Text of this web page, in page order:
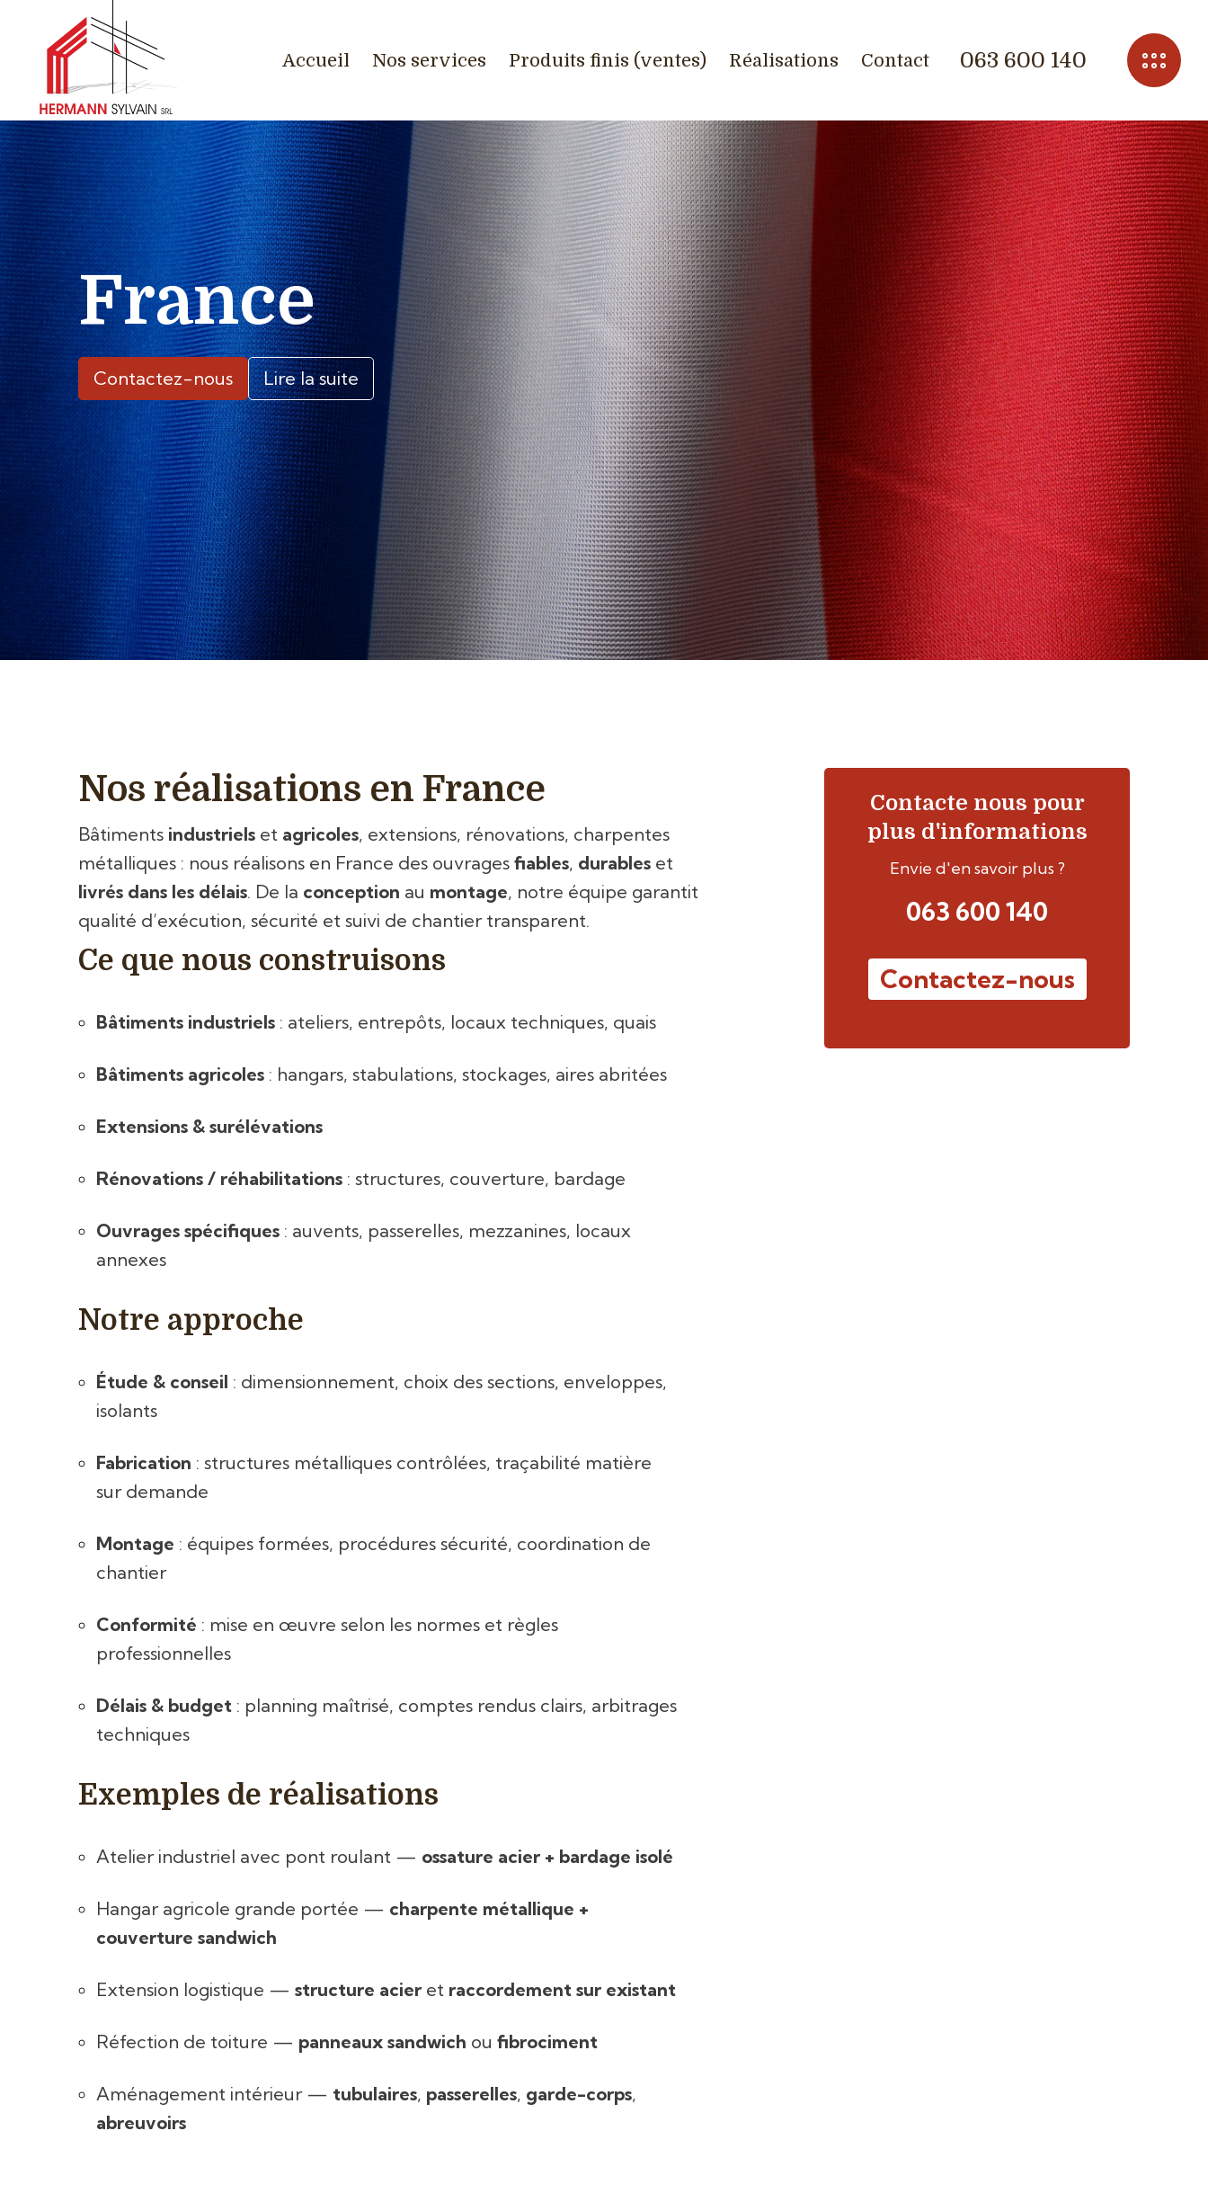
Accueil Nos services Produits finis (ventes) Réalisations Contact 063 600 140
France
Contactez-nous Lire la suite
Nos réalisations en France
Bâtiments industriels et agricoles, extensions, rénovations, charpentes
métalliques : nous réalisons en France des ouvrages fiables, durables et
livrés dans les délais. De la conception au montage, notre équipe garantit
qualité d’exécution, sécurité et suivi de chantier transparent.
Ce que nous construisons
Bâtiments industriels : ateliers, entrepôts, locaux techniques, quais
Bâtiments agricoles : hangars, stabulations, stockages, aires abritées
Extensions & surélévations
Rénovations / réhabilitations : structures, couverture, bardage
Ouvrages spécifiques : auvents, passerelles, mezzanines, locaux
annexes
Notre approche
Étude & conseil : dimensionnement, choix des sections, enveloppes,
isolants
Fabrication : structures métalliques contrôlées, traçabilité matière
sur demande
Montage : équipes formées, procédures sécurité, coordination de
chantier
Conformité : mise en œuvre selon les normes et règles
professionnelles
Délais & budget : planning maîtrisé, comptes rendus clairs, arbitrages
techniques
Exemples de réalisations
Atelier industriel avec pont roulant — ossature acier + bardage isolé
Hangar agricole grande portée — charpente métallique +
couverture sandwich
Extension logistique — structure acier et raccordement sur existant
Réfection de toiture — panneaux sandwich ou fibrociment
Aménagement intérieur — tubulaires, passerelles, garde-corps,
abreuvoirs
Contacte nous pour
plus d'informations
Envie d'en savoir plus ?
063 600 140
Contactez-nous